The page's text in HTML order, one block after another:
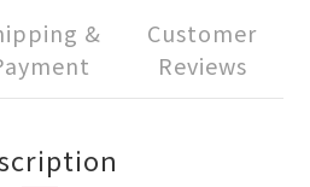
&
Customer
Reviews